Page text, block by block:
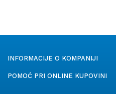
INFORMACIJE O KOMPANIJI
POMOĆ PRI ONLINE KUPOVINI